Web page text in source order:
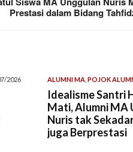
Prestasi dalam Bidang
2026 ALUMNI MA ,POJOK
Idealisme Santri
Mati, Alumni MA
Nuris tak
juga Berprestasi